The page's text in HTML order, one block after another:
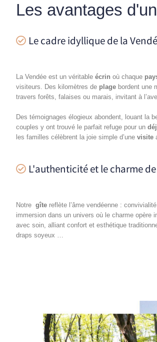
Les avantages
Le cadre idyllique de la
La Vendée est un véritable écrin où chaque
visiteurs. Des kilomètres de plage bordent une
travers forêts, falaises ou marais, invitant à
Des témoignages élogieux abondent, louant la
couples y ont trouvé le parfait refuge pour un
les familles célèbrent la joie simple d’une visite
L'authenticité et le charme
Notre gîte reflète l’âme vendéenne :
immersion dans un univers où le charme opère
avec soin, alliant confort et esthétique
draps soyeux …